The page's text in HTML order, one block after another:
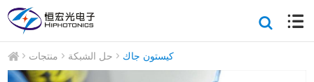
منتجات حل الشبكة كيستون جاك